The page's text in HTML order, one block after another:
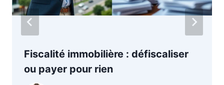
Fiscalité immobilière : défiscaliser
ou payer pour rien